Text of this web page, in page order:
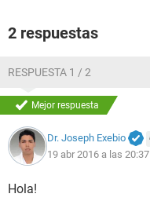
2 respuestas
RESPUESTA 1 / 2
Mejor respuesta
Dr. Joseph Exebio
19 abr 2016 a las 20:37
Hola!